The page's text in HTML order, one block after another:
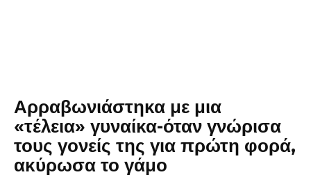
Αρραβωνιάστηκα με μια
«τέλεια» γυναίκα-όταν γνώρισα
τους γονείς της για πρώτη φορά,
ακύρωσα το γάμο